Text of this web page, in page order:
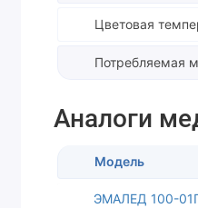
Цветовая
Потребляемая
Аналоги
Модель
ЭМАЛЕД 100-